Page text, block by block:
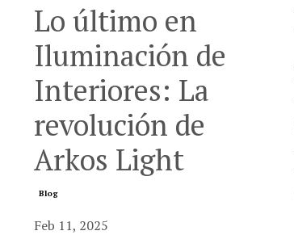
Lo último en
Iluminación de
Interiores: La
revolución de
Arkos Light
Blog
Feb 11, 2025